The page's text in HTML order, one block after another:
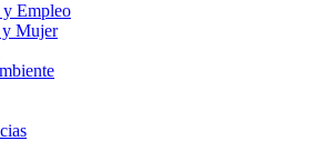
y Empleo
y Mujer